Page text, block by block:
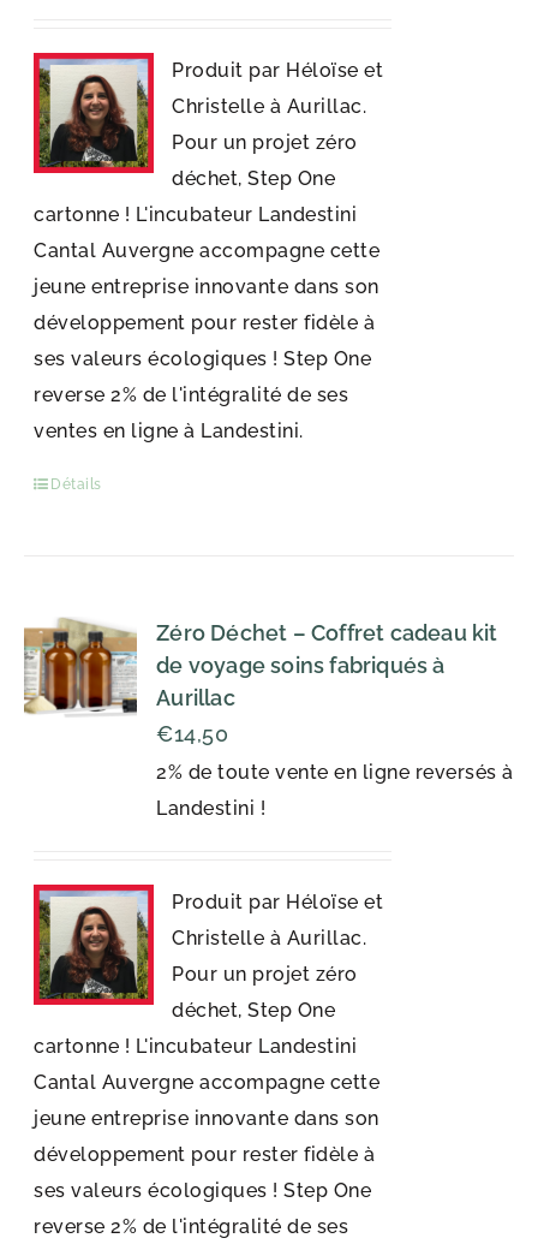
Produit par Héloïse et
Christelle à Aurillac.
Pour un projet zéro
déchet, Step One
cartonne ! L'incubateur Landestini
Cantal Auvergne accompagne cette
jeune entreprise innovante dans son
développement pour rester fidèle à
ses valeurs écologiques ! Step One
reverse 2% de l'intégralité de ses
ventes en ligne à Landestini.
Détails
Zéro Déchet – Coffret cadeau kit
de voyage soins fabriqués à
Aurillac
2% de toute vente en ligne reversés à
Landestini !
€14,50
Produit par Héloïse et
Christelle à Aurillac.
Pour un projet zéro
déchet, Step One
cartonne ! L'incubateur Landestini
Cantal Auvergne accompagne cette
jeune entreprise innovante dans son
développement pour rester fidèle à
ses valeurs écologiques ! Step One
reverse 2% de l'intégralité de ses